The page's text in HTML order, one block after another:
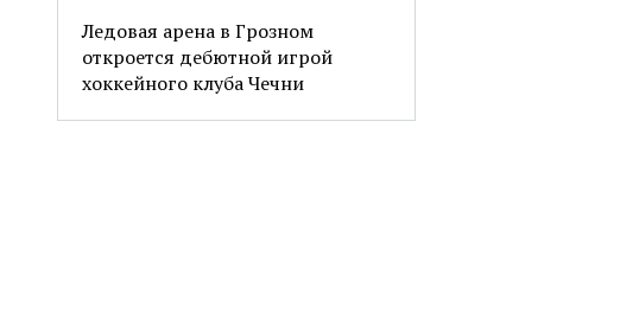
Ледовая арена в Грозном
откроется дебютной игрой
хоккейного клуба Чечни